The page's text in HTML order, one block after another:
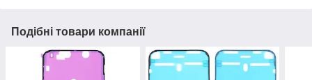
Подібні товари компанії